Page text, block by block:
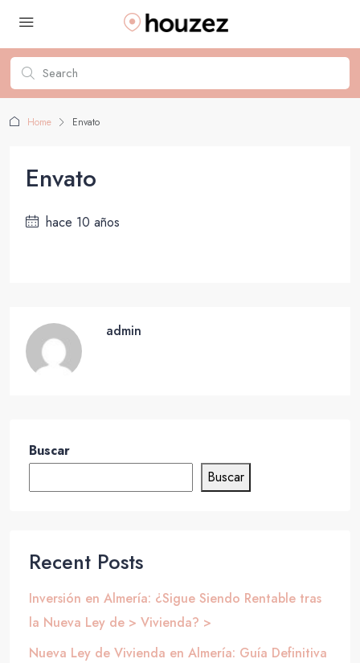
Home Envato
Envato
hace 10 años
admin
Buscar
Buscar
Recent Posts
Inversión en Almería: ¿Sigue Siendo Rentable tras
la Nueva Ley de > Vivienda? >
Nueva Ley de Vivienda en Almería: Guía Definitiva